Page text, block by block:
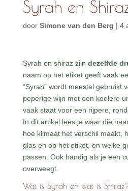
Syrah en
door Simone van den Berg | 4
Syrah en shiraz zijn dezelfde
naam op het etiket geeft vaak
“Syrah” wordt meestal gebruikt
peperige wijn met een koelere
vaak staat voor een rijpere,
In dit artikel lees je waar die
hoe klimaat het verschil maakt,
glas en op het etiket, en welke
passen. Ook handig als je een
overweegt.
Wat is Syrah en wat is